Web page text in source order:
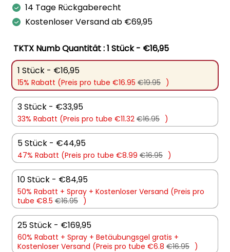
€19,95 €16,95.
14 Tage Rückgaberecht
Kostenloser Versand ab €69,95
TKTX Numb Quantität: 1 Stück - €16,95
1 Stück - €16,95
15% Rabatt (Preis pro tube €16.95 €19.95 )
3 Stück - €33,95
33% Rabatt (Preis pro tube €11.32 €16.95 )
5 Stück - €44,95
47% Rabatt (Preis pro tube €8.99 €16.95 )
10 Stück - €84,95
50% Rabatt + Spray + Kostenloser Versand (Preis pro
tube €8.5 €16.95 )
25 Stück - €169,95
60% Rabatt + Spray + Betäubungsgel gratis +
Kostenloser Versand (Preis pro tube €6.8 €16.95 )